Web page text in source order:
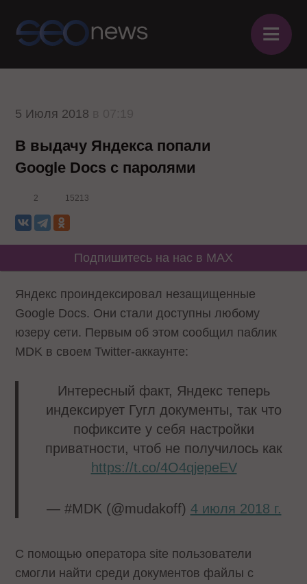
≡
5 Июля 2018
В выдачу Яндекса попали
Google Docs с паролями
2 15213
Подпишитесь на нас в MAX
Яндекс проиндексировал незащищенные
Google Docs. Они стали доступны любому
юзеру сети. Первым об этом сообщил паблик
MDK в своем Twitter-аккаунте:
Интересный факт, Яндекс теперь
индексирует Гугл документы, так что
пофиксите у себя настройки
приватности, чтоб не получилось как
https://t.co/4O4qjepeEV
— #MDK (@mudakoff) 4 июля 2018 г.
С помощью оператора site пользователи
смогли найти среди документов файлы с